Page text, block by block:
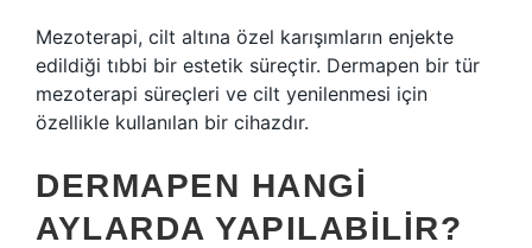
Mezoterapi, cilt altına özel karışımların enjekte
edildiği tıbbi bir estetik süreçtir. Dermapen bir tür
mezoterapi süreçleri ve cilt yenilenmesi için
özellikle kullanılan bir cihazdır.
DERMAPEN HANGI
AYLARDA YAPILABILIR?